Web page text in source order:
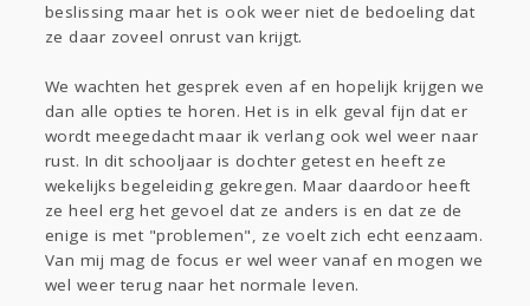
beslissing maar het is ook weer niet de bedoeling dat
ze daar zoveel onrust van krijgt.
We wachten het gesprek even af en hopelijk krijgen we
dan alle opties te horen. Het is in elk geval fijn dat er
wordt meegedacht maar ik verlang ook wel weer naar
rust. In dit schooljaar is dochter getest en heeft ze
wekelijks begeleiding gekregen. Maar daardoor heeft
ze heel erg het gevoel dat ze anders is en dat ze de
enige is met "problemen", ze voelt zich echt eenzaam.
Van mij mag de focus er wel weer vanaf en mogen we
wel weer terug naar het normale leven.